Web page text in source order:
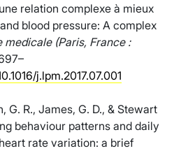
relation complexe à mieux
blood pressure: A complex
medicale (Paris, France :
j.lpm.2017.07.001
G. R., James, G. D., & Stewart
behaviour patterns and daily
rate variation: a brief